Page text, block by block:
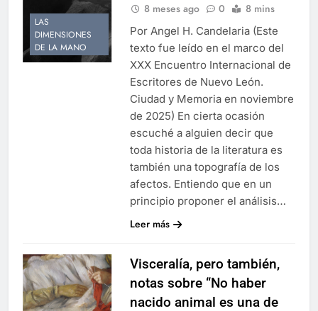
LAS
DIMENSIONES
DE LA MANO
8 meses ago 0 8 mins
Por Angel H. Candelaria (Este
texto fue leído en el marco del
XXX Encuentro Internacional de
Escritores de Nuevo León.
Ciudad y Memoria en noviembre
de 2025) En cierta ocasión
escuché a alguien decir que
toda historia de la literatura es
también una topografía de los
afectos. Entiendo que en un
principio proponer el análisis…
Leer más
Visceralía, pero también,
notas sobre “No haber
nacido animal es una de